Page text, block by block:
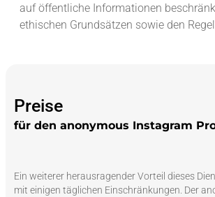
auf öffentliche Informationen
ethischen Grundsätzen sowie den
Preise
für den anonymous Instagram
Ein weiterer herausragender Vorteil dieses
mit einigen täglichen Einschränkungen. Der